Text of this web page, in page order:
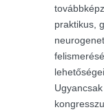
praktikus,